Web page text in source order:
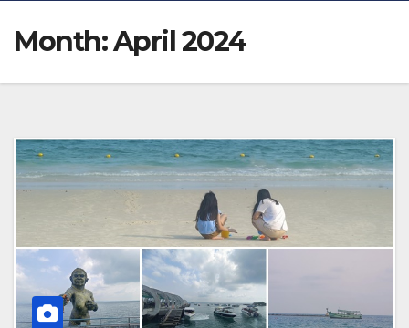
Month:April 2024